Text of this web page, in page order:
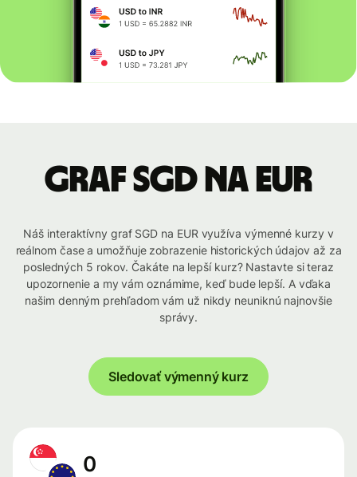
graf SGD na EUR
Náš interaktívny graf SGD na EUR využíva výmenné kurzy v
reálnom čase a umožňuje zobrazenie historických údajov až za
posledných 5 rokov. Čakáte na lepší kurz? Nastavte si teraz
upozornenie a my vám oznámime, keď bude lepší. A vďaka
našim denným prehľadom vám už nikdy neuniknú najnovšie
správy.
Sledovať výmenný kurz
0